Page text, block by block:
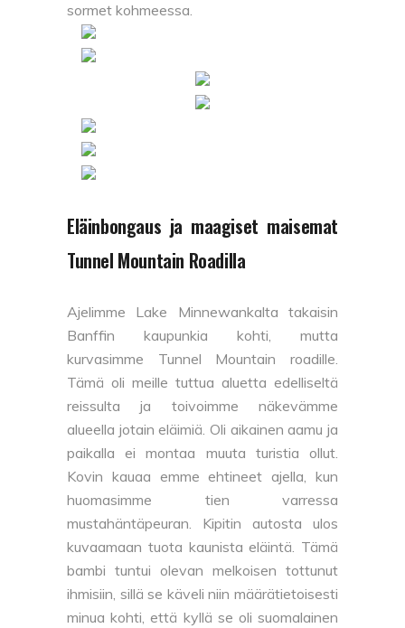
sormet kohmeessa.
Eläinbongaus ja maagiset maisemat
Tunnel Mountain Roadilla
Ajelimme Lake Minnewankalta takaisin
Banffin kaupunkia kohti, mutta
kurvasimme Tunnel Mountain roadille.
Tämä oli meille tuttua aluetta edelliseltä
reissulta ja toivoimme näkevämme
alueella jotain eläimiä. Oli aikainen aamu ja
paikalla ei montaa muuta turistia ollut.
Kovin kauaa emme ehtineet ajella, kun
huomasimme tien varressa
mustahäntäpeuran. Kipitin autosta ulos
kuvaamaan tuota kaunista eläintä. Tämä
bambi tuntui olevan melkoisen tottunut
ihmisiin, sillä se käveli niin määrätietoisesti
minua kohti, että kyllä se oli suomalainen